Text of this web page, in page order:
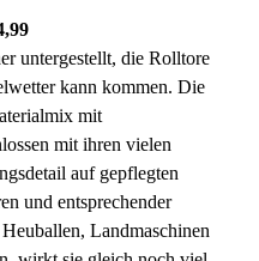
untergestellt, die Rolltore
kann kommen. Die
mit
mit ihren vielen
auf gepflegten
und entsprechender
Landmaschinen